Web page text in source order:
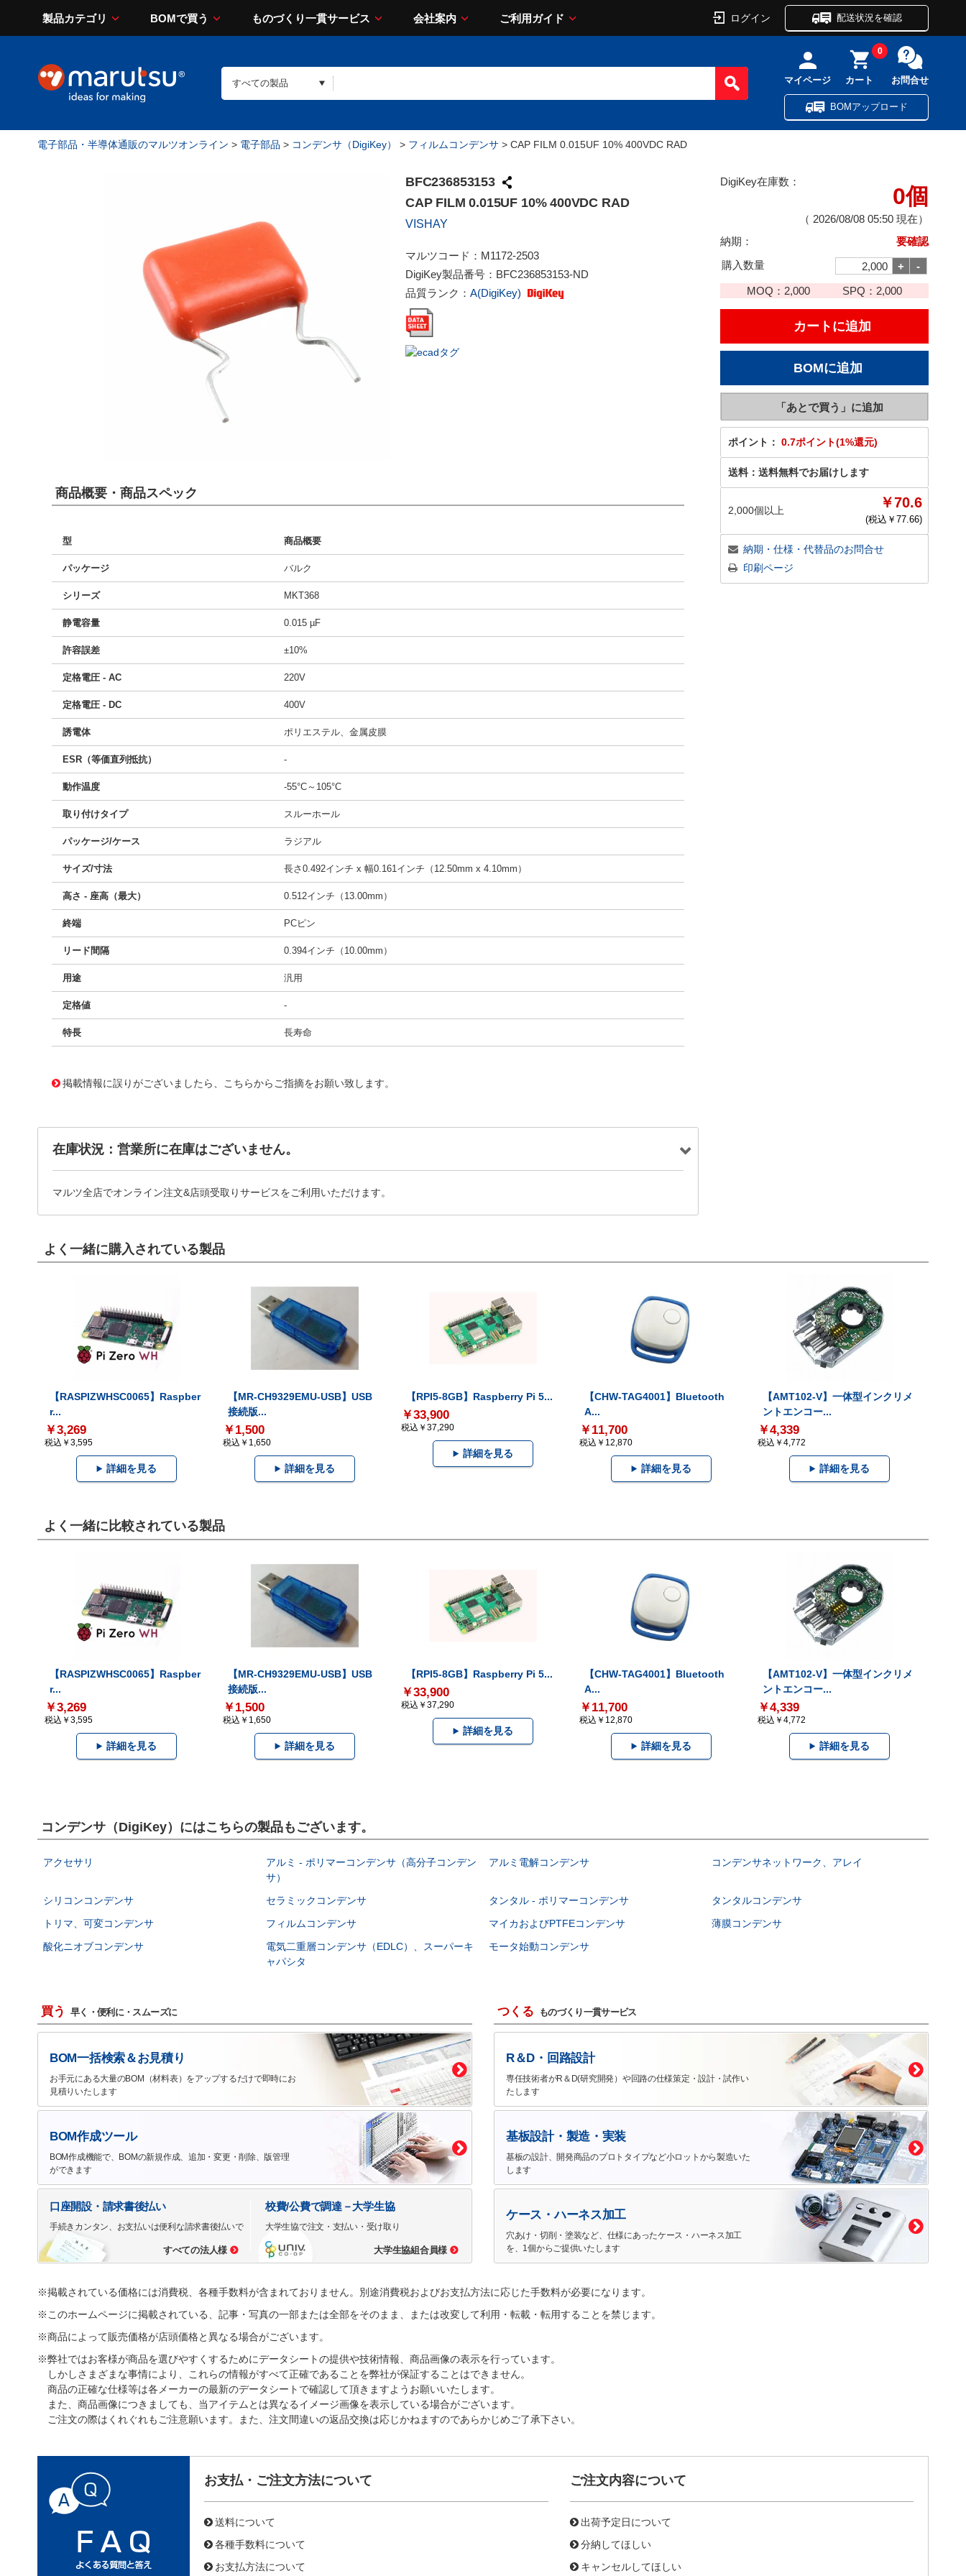
製品カテゴリ BOMで買う ものづくり一貫サービス 会社案内 ご利用ガイド ログイン 配送状況を確認
マイページ カート
0
お問合せ
BOMアップロード
電子部品・半導体通販のマルツオンライン > 電子部品 > コンデンサ（DigiKey） > フィルムコンデンサ > CAP FILM 0.015UF 10% 400VDC RAD
BFC236853153
CAP FILM 0.015UF 10% 400VDC RAD
VISHAY
マルツコード： M1172-2503
DigiKey製品番号： BFC236853153-ND
品質ランク： A(DigiKey)
DigiKey在庫数：
0個
（ 2026/08/08 05:50 現在）
納期：
要確認
購入数量
MOQ： 2,000 SPQ： 2,000
ポイント： 0.7ポイント(1%還元)
送料： 送料無料でお届けします
2,000個以上 ￥70.6
(税込￥ 77.66)
納期・仕様・代替品のお問合せ
印刷ページ
商品概要・商品スペック
型 商品概要
パッケージ バルク
シリーズ MKT368
静電容量 0.015 µF
許容誤差 ±10%
定格電圧 - AC 220V
定格電圧 - DC 400V
誘電体 ポリエステル、金属皮膜
ESR（等価直列抵抗） -
動作温度 -55°C～105°C
取り付けタイプ スルーホール
パッケージ/ケース ラジアル
サイズ/寸法 長さ0.492インチ x 幅0.161インチ（12.50mm x 4.10mm）
高さ - 座高（最大） 0.512インチ（13.00mm）
終端 PCピン
リード間隔 0.394インチ（10.00mm）
用途 汎用
定格値 -
特長 長寿命
掲載情報に誤りがございましたら、こちらからご指摘をお願い致します。
在庫状況：営業所に在庫はございません。
マルツ全店でオンライン注文&店頭受取りサービスをご利用いただけます。
よく一緒に購入されている製品
【RASPIZWHSC0065】Raspber
r...
￥3,269
税込￥3,595
詳細を見る
【MR-CH9329EMU-USB】USB
接続版...
￥1,500
税込￥1,650
詳細を見る
【RPI5-8GB】Raspberry Pi 5...
￥33,900
税込￥37,290
詳細を見る
【CHW-TAG4001】Bluetooth
A...
￥11,700
税込￥12,870
詳細を見る
【AMT102-V】一体型インクリメ
ントエンコー...
￥4,339
税込￥4,772
詳細を見る
よく一緒に比較されている製品
【RASPIZWHSC0065】Raspber
r...
￥3,269
税込￥3,595
詳細を見る
【MR-CH9329EMU-USB】USB
接続版...
￥1,500
税込￥1,650
詳細を見る
【RPI5-8GB】Raspberry Pi 5...
￥33,900
税込￥37,290
詳細を見る
【CHW-TAG4001】Bluetooth
A...
￥11,700
税込￥12,870
詳細を見る
【AMT102-V】一体型インクリメ
ントエンコー...
￥4,339
税込￥4,772
詳細を見る
コンデンサ（DigiKey）にはこちらの製品もございます。
アクセサリ
アルミ - ポリマーコンデンサ（高分子コンデン
サ）
アルミ電解コンデンサ コンデンサネットワーク、アレイ
シリコンコンデンサ セラミックコンデンサ タンタル - ポリマーコンデンサ
タンタルコンデンサ
トリマ、可変コンデンサ
フィルムコンデンサ マイカおよびPTFEコンデンサ
薄膜コンデンサ
酸化ニオブコンデンサ
電気二重層コンデンサ（EDLC）、スーパーキ
ャパシタ
モータ始動コンデンサ
買う 早く・便利に・スムーズに
BOM一括検索＆お見積り
お手元にある大量のBOM（材料表）をアップするだけで即時にお
見積りいたします
BOM作成ツール
BOM作成機能で、BOMの新規作成、追加・変更・削除、版管理
ができます
口座開設・請求書後払い
手続きカンタン、お支払いは便利な請求書後払いで
すべての法人様
校費/公費で調達－大学生協
大学生協で注文・支払い・受け取り
大学生協組合員様
つくる ものづくり一貫サービス
R＆D・回路設計
専任技術者がR＆D(研究開発）や回路の仕様策定・設計・試作い
たします
基板設計・製造・実装
基板の設計、開発商品のプロトタイプなど小ロットから製造いた
します
ケース・ハーネス加工
穴あけ・切削・塗装など、仕様にあったケース・ハーネス加工
を、1個からご提供いたします
※掲載されている価格には消費税、各種手数料が含まれておりません。別途消費税およびお支払方法に応じた手数料が必要になります。
※このホームページに掲載されている、記事・写真の一部または全部をそのまま、または改変して利用・転載・転用することを禁じます。
※商品によって販売価格が店頭価格と異なる場合がございます。
※弊社ではお客様が商品を選びやすくするためにデータシートの提供や技術情報、商品画像の表示を行っています。
しかしさまざまな事情により、これらの情報がすべて正確であることを弊社が保証することはできません。
商品の正確な仕様等は各メーカーの最新のデータシートで確認して頂きますようお願いいたします。
また、商品画像につきましても、当アイテムとは異なるイメージ画像を表示している場合がございます。
ご注文の際はくれぐれもご注意願います。また、注文間違いの返品交換は応じかねますのであらかじめご了承下さい。
お支払・ご注文方法について
送料について
各種手数料について
お支払方法について
ご注文内容について
出荷予定日について
分納してほしい
キャンセルしてほしい